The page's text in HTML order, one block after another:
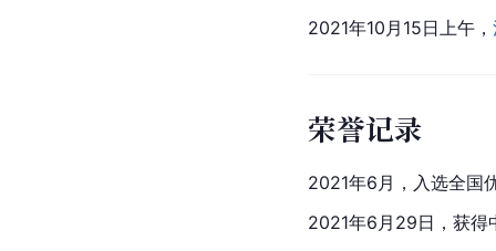
2021年10月15日上午，
荣誉记录
2021年6月，入选全国
2021年6月29日，获得